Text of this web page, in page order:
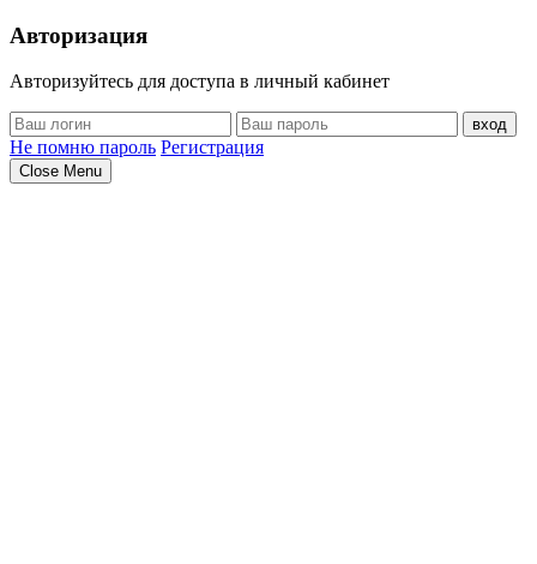
Авторизация
Авторизуйтесь для доступа в личный кабинет
вход
Не помню пароль Регистрация
Close Menu